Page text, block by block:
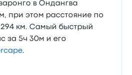
в Ондангва
при этом расстояние по
км. Самый быстрый
за 5ч 30м и его
.